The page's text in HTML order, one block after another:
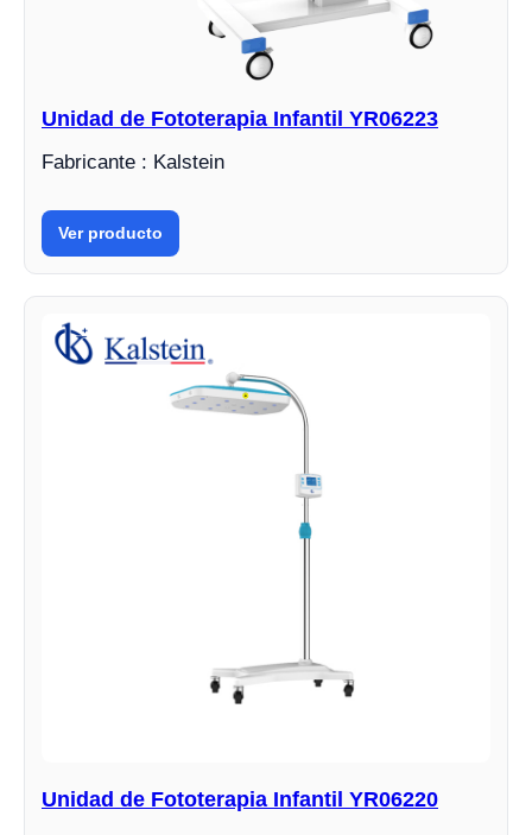
Unidad de Fototerapia Infantil YR06223
Fabricante : Kalstein
Ver producto
Unidad de Fototerapia Infantil YR06220